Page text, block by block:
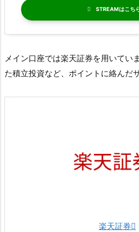
STREAM
メイン口座では楽天証券を用いてい
た積立投資など、ポイントに絡んだ
楽天証券